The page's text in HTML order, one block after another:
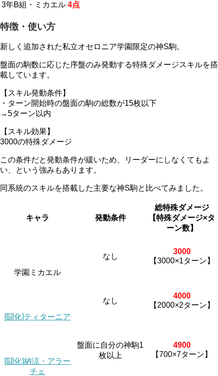
3年B組・ミカエル 4点
特徴・使い方
新しく追加された私立オセロニア学園限定の神S駒。
盤面の駒数に応じた序盤のみ発動する特殊ダメージスキルを搭
載しています。
【スキル発動条件】
・ターン開始時の盤面の駒の総数が15枚以下
→5ターン以内
【スキル効果】
3000の特殊ダメージ
この条件だと発動条件が緩いため、リーダーにしなくてもよ
い、という強みもあります。
同系統のスキルを搭載した主要な神S駒と比べてみました。
キャラ 発動条件
総特殊ダメージ
【特殊ダメージ×タ
ーン数】
学園ミカエル
なし
3000
【3000×1ターン】
[闘化]ティターニア
なし
4000
【2000×2ターン】
[闘化]納涼・アラー
チェ
盤面に自分の神駒1
枚以上
4900
【700×7ターン】